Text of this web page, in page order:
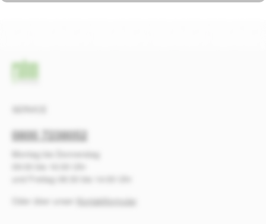
0800 7238052
Montag bis Donnerstag
und Freitag 08:30 bis 14:00 Uhr
Oder über unser
Kontaktformular